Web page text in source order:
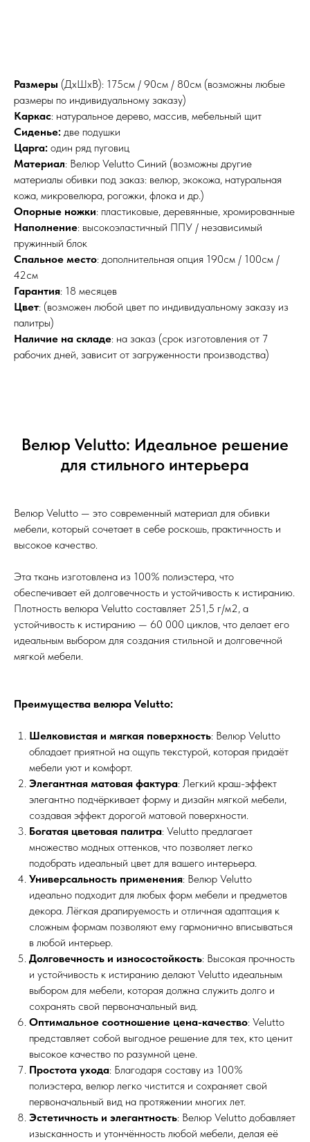
Размеры (ДхШхВ): 175см / 90см / 80см (возможны любые
размеры по индивидуальному заказу)
Каркас: натуральное дерево, массив, мебельный щит
Сиденье: две подушки
Царга: один ряд пуговиц
Материал: Велюр Velutto Синий (возможны другие
материалы обивки под заказ: велюр, экокожа, натуральная
кожа, микровелюра, рогожки, флока и др.)
Опорные ножки: пластиковые, деревянные, хромированные
Наполнение: высокоэластичный ППУ / независимый
пружинный блок
Спальное место: дополнительная опция 190см / 100см /
42см
Гарантия: 18 месяцев
Цвет: (возможен любой цвет по индивидуальному заказу из
палитры)
Наличие на складе: на заказ (срок изготовления от 7
рабочих дней, зависит от загруженности производства)
Велюр Velutto: Идеальное решение
для стильного интерьера
Велюр Velutto — это современный материал для обивки
мебели, который сочетает в себе роскошь, практичность и
высокое качество.
Эта ткань изготовлена из 100% полиэстера, что
обеспечивает ей долговечность и устойчивость к истиранию.
Плотность велюра Velutto составляет 251,5 г/м2, а
устойчивость к истиранию — 60 000 циклов, что делает его
идеальным выбором для создания стильной и долговечной
мягкой мебели.
Преимущества велюра Velutto:
Шелковистая и мягкая поверхность: Велюр Velutto
обладает приятной на ощупь текстурой, которая придаёт
мебели уют и комфорт.
Элегантная матовая фактура: Легкий краш-эффект
элегантно подчёркивает форму и дизайн мягкой мебели,
создавая эффект дорогой матовой поверхности.
Богатая цветовая палитра: Velutto предлагает
множество модных оттенков, что позволяет легко
подобрать идеальный цвет для вашего интерьера.
Универсальность применения: Велюр Velutto
идеально подходит для любых форм мебели и предметов
декора. Лёгкая драпируемость и отличная адаптация к
сложным формам позволяют ему гармонично вписываться
в любой интерьер.
Долговечность и износостойкость: Высокая прочность
и устойчивость к истиранию делают Velutto идеальным
выбором для мебели, которая должна служить долго и
сохранять свой первоначальный вид.
Оптимальное соотношение цена-качество: Velutto
представляет собой выгодное решение для тех, кто ценит
высокое качество по разумной цене.
Простота ухода: Благодаря составу из 100%
полиэстера, велюр легко чистится и сохраняет свой
первоначальный вид на протяжении многих лет.
Эстетичность и элегантность: Велюр Velutto добавляет
изысканность и утончённость любой мебели, делая её